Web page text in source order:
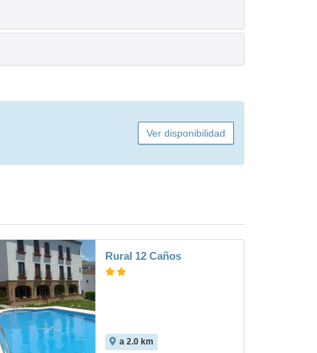
Ver disponibilidad
Rural 12 Caños
a 2.0 km